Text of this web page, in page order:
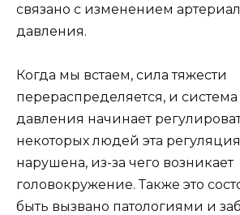
связано с изменением
давления.
Когда мы встаем, сила тяжести
перераспределяется, и
давления начинает
некоторых людей эта
нарушена, из-за чего возникает
головокружение. Также это
быть вызвано патологиями и